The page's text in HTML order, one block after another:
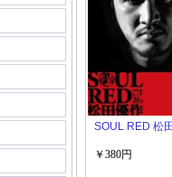
SOUL RED 松
￥380円